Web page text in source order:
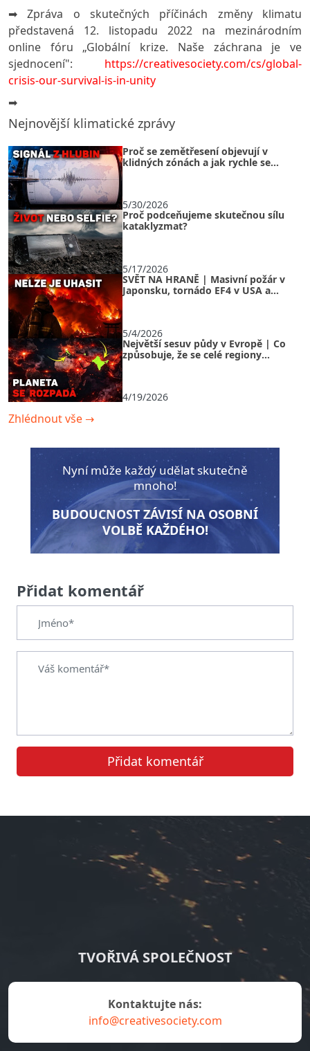
➡️ Zpráva o skutečných příčinách změny klimatu
představená 12. listopadu 2022 na mezinárodním
online fóru „Globální krize. Naše záchrana je ve
sjednocení": https://creativesociety.com/cs/global-
crisis-our-survival-is-in-unity
➡️
Nejnovější klimatické zprávy
Proč se zemětřesení objevují v
klidných zónách a jak rychle se
5/30/2026
Proč podceňujeme skutečnou sílu
kataklyzmat?
5/17/2026
SVĚT NA HRANĚ | Masivní požár v
Japonsku, tornádo EF4 v USA a
5/4/2026
Největší sesuv půdy v Evropě | Co
způsobuje, že se celé regiony
4/19/2026
Zhlédnout vše →
Nyní může každý udělat skutečně
mnoho!
BUDOUCNOST ZÁVISÍ NA OSOBNÍ
VOLBĚ KAŽDÉHO!
Přidat komentář
Přidat komentář
TVOŘIVÁ SPOLEČNOST
Kontaktujte nás:
info@creativesociety.com